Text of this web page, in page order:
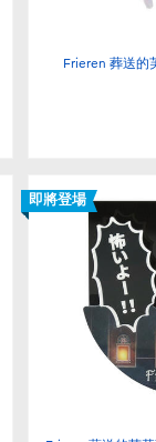
Frieren 葬送的
即將登場